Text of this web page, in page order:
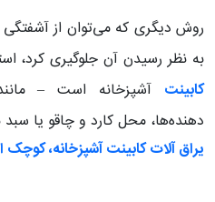
روش دیگری که می‌توان از
به نظر رسیدن آن جلوگیری کرد،
کابینت آشپزخانه است –
دهنده‌ها، محل کارد و چاقو یا
یراق آلات کابینت آشپزخانه، کوچک